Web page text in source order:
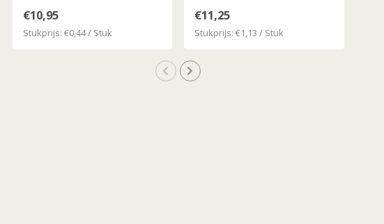
€10,95
Stukprijs: €0,44 / Stuk
€11,25
Stukprijs: €1,13 / Stuk